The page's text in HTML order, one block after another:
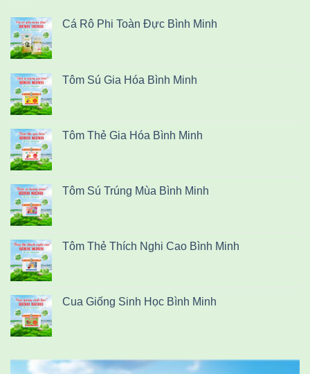
Cá Rô Phi Toàn Đực Bình Minh
Tôm Sú Gia Hóa Bình Minh
Tôm Thẻ Gia Hóa Bình Minh
Tôm Sú Trúng Mùa Bình Minh
Tôm Thẻ Thích Nghi Cao Bình Minh
Cua Giống Sinh Học Bình Minh